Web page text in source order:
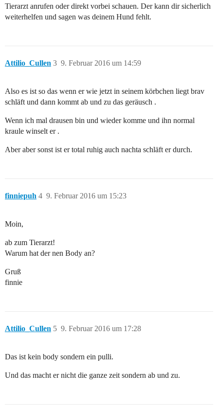
Tierarzt anrufen oder direkt vorbei schauen. Der kann dir sicherlich
weiterhelfen und sagen was deinem Hund fehlt.
Attilio_Cullen 9. Februar 2016 um 14:59
3
Also es ist so das wenn er wie jetzt in seinem körbchen liegt brav
schläft und dann kommt ab und zu das geräusch .
Wenn ich mal drausen bin und wieder komme und ihn normal
kraule winselt er .
Aber aber sonst ist er total ruhig auch nachta schläft er durch.
finniepuh 9. Februar 2016 um 15:23
4
Moin,
ab zum Tierarzt!
Warum hat der nen Body an?
Gruß
finnie
Attilio_Cullen 9. Februar 2016 um 17:28
5
Das ist kein body sondern ein pulli.
Und das macht er nicht die ganze zeit sondern ab und zu.